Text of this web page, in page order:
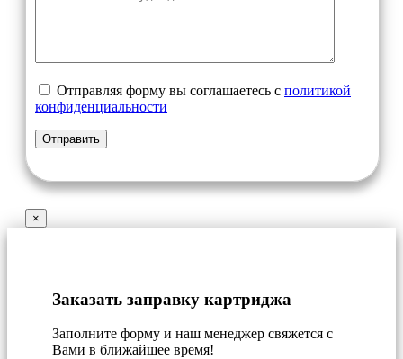
Отправляя форму вы соглашаетесь с политикой
конфиденциальности
×
Заказать заправку картриджа
Заполните форму и наш менеджер свяжется с
Вами в ближайшее время!